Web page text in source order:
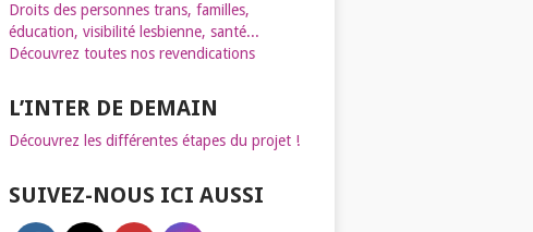
Droits des personnes trans, familles,
éducation, visibilité lesbienne, santé...
Découvrez toutes nos revendications
L’INTER DE DEMAIN
Découvrez les différentes étapes du projet !
SUIVEZ-NOUS ICI AUSSI